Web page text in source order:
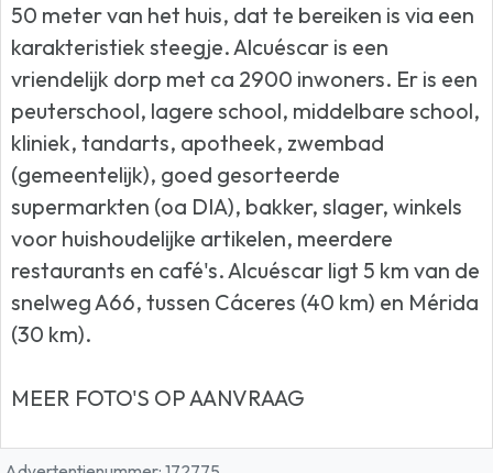
50 meter van het huis, dat te bereiken is via een
karakteristiek steegje. Alcuéscar is een
vriendelijk dorp met ca 2900 inwoners. Er is een
peuterschool, lagere school, middelbare school,
kliniek, tandarts, apotheek, zwembad
(gemeentelijk), goed gesorteerde
supermarkten (oa DIA), bakker, slager, winkels
voor huishoudelijke artikelen, meerdere
restaurants en café's. Alcuéscar ligt 5 km van de
snelweg A66, tussen Cáceres (40 km) en Mérida
(30 km).
MEER FOTO'S OP AANVRAAG